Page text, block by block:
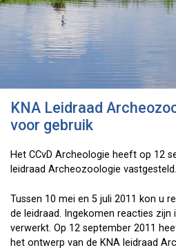
KNA Leidraad
voor gebruik
Het CCvD Archeologie heeft op 12
leidraad Archeozoologie vastgesteld.
Tussen 10 mei en 5 juli 2011 kon u
de leidraad. Ingekomen reacties zijn
verwerkt. Op 12 september 2011
het ontwerp van de KNA leidraad